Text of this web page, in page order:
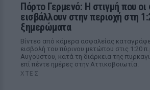
Πόρτο Γερμενό: Η στιγμή που
εισβάλλουν στην περιοχή στη
ξημερώματα
Βίντεο από κάμερα ασφαλείας
εισβολή του πύρινου μετώπου στις 1:20
Αυγούστου, κατά τη διάρκεια της
επί πέντε ημέρες στην Αττικοβοιωτία.
ΧΤΕΣ